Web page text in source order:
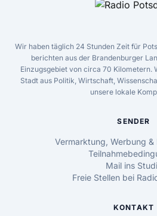
Wir haben täglich 24 Stunden Zeit für
berichten aus der Brandenburger
Einzugsgebiet von circa 70 Kilometern.
Stadt aus Politik, Wirtschaft,
unsere lokale
SENDER
Vermarktung, Werbung &
Mail ins
Freie Stellen bei
KONTAKT